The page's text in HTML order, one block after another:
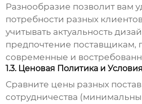
Разнообразие позволит вам
потребности разных
учитывать актуальность
предпочтение
современные и
1.3. Ценовая Политика и
Сравните цены разных
сотрудничества